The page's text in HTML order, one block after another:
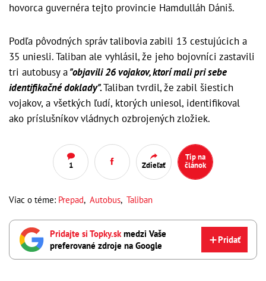
hovorca guvernéra tejto provincie Hamdulláh Dániš.
Podľa pôvodných správ talibovia zabili 13 cestujúcich a
35 uniesli. Taliban ale vyhlásil, že jeho bojovníci zastavili
tri autobusy a"objavili 26 vojakov, ktorí mali pri sebe
identifikačné doklady".Taliban tvrdil, že zabil šiestich
vojakov, a všetkých ľudí, ktorých uniesol, identifikoval
ako príslušníkov vládnych ozbrojených zložiek.
1 Zdieľať
Tip na
článok
Viac o téme: Prepad, Autobus, Taliban
Pridajte si Topky.sk medzi Vaše
preferované zdroje na Google
Pridať